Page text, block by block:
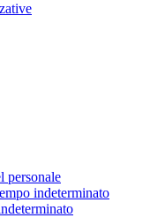
personale
indeterminato